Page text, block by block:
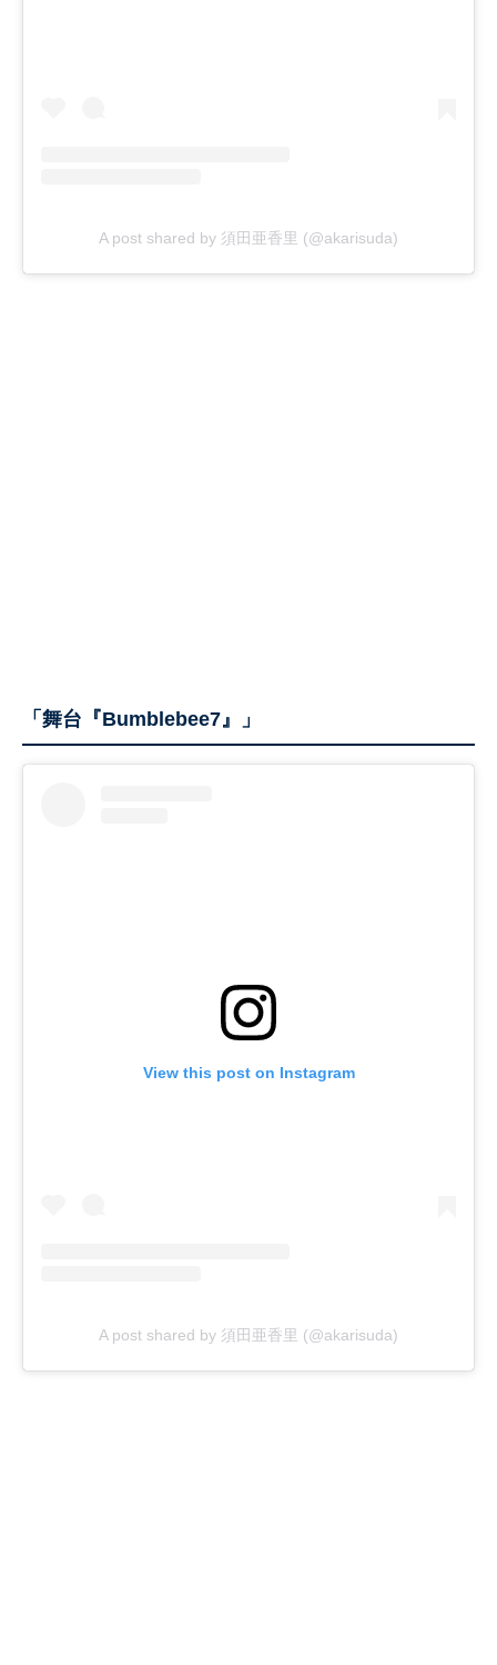
A post shared by 須田亜香里 (@akarisuda)
「舞台『Bumblebee7』」
View this post on Instagram
A post shared by 須田亜香里 (@akarisuda)